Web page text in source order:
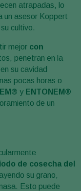
atrapadas, lo
un asesor Koppert
cultivo.
mejor con
penetran en la
su cavidad
pocas horas o
y ENTONEM®
de un
de cosecha del
su grano,
Esto puede